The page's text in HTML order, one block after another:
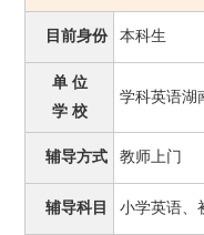
目前身份 本科生
单 位
学 校
学科英语湖
辅导方式 教师上门
辅导科目 小学英语、